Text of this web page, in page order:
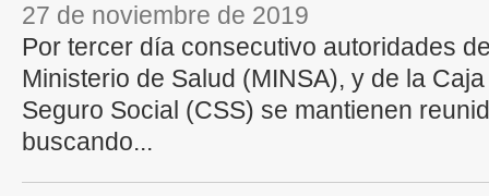
27 de noviembre de 2019
Por tercer día consecutivo autoridades
Ministerio de Salud (MINSA), y de la
Seguro Social (CSS) se mantienen
buscando...